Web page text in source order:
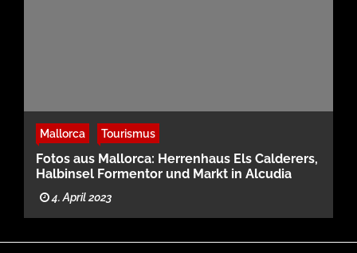
Mallorca Tourismus
Fotos aus Mallorca: Herrenhaus Els Calderers,
Halbinsel Formentor und Markt in Alcudia
4. April 2023